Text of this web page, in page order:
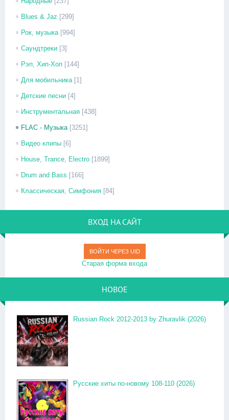
Blues & Jaz [299]
Рок, музыка [994]
Саундтреки [3]
Рэп, Хип-Хоп [144]
Для мобильника [1]
Детские песни [4]
Инструментальная [438]
FLAC - Музыка [3251]
Видео клипы [6]
House, Trance, Electro [1899]
Drum and Bass [166]
Классическая, Симфония [84]
ВХОД НА САЙТ
ВОЙТИ ЧЕРЕЗ UID
Старая форма входа
НОВОЕ
Russian Rock 2012-2013 by Zhuravlik (2026)
Русские хиты по-новому 108-110 (2026)